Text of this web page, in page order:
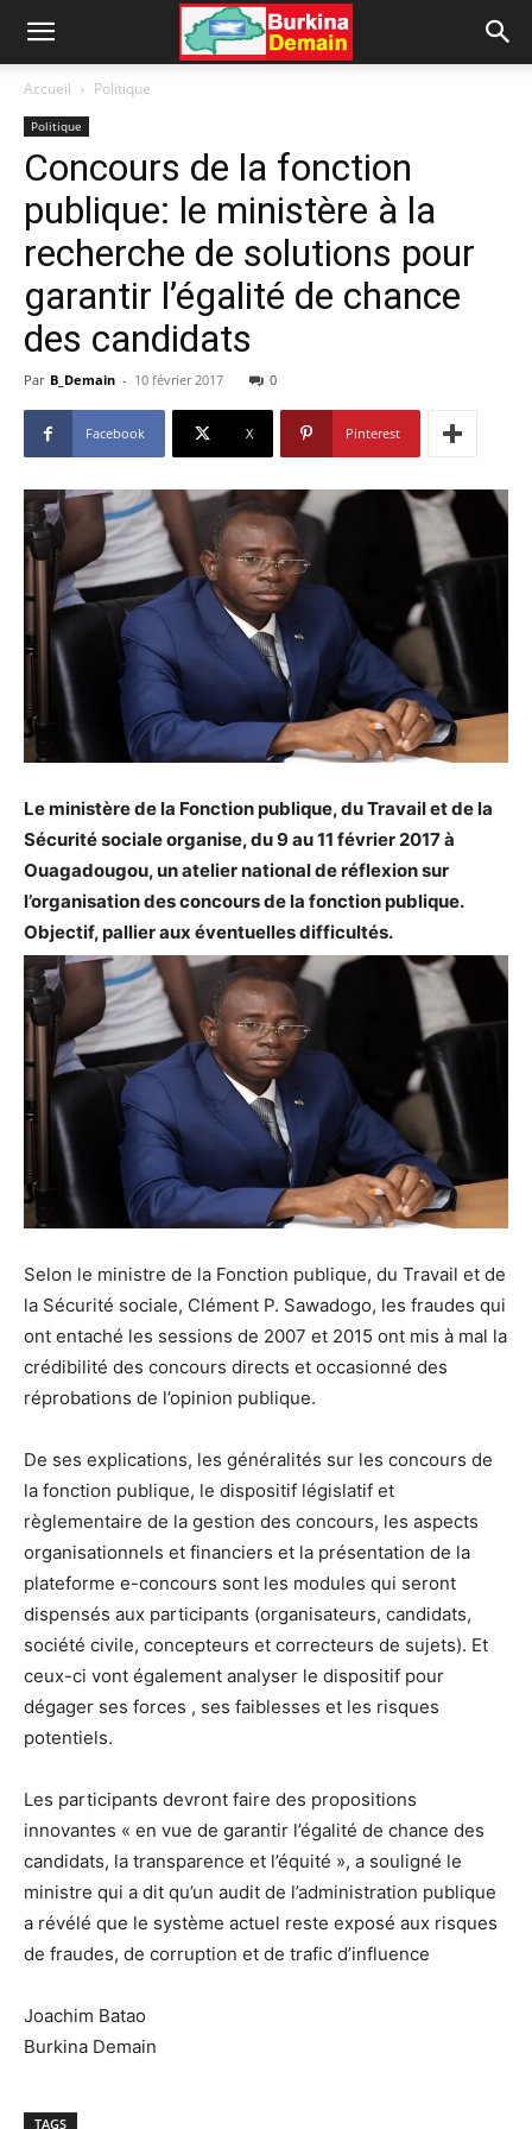
Accueil Politique
Politique
Concours de la fonction
publique: le ministère à la
recherche de solutions pour
garantir l’égalité de chance
des candidats
Par B_Demain - 10 février 2017 0
Facebook X Pinterest
Le ministère de la Fonction publique, du Travail et de la
Sécurité sociale organise, du 9 au 11 février 2017 à
Ouagadougou, un atelier national de réflexion sur
l’organisation des concours de la fonction publique.
Objectif, pallier aux éventuelles difficultés.
Selon le ministre de la Fonction publique, du Travail et de
la Sécurité sociale, Clément P. Sawadogo, les fraudes qui
ont entaché les sessions de 2007 et 2015 ont mis à mal la
crédibilité des concours directs et occasionné des
réprobations de l’opinion publique.
De ses explications, les généralités sur les concours de
la fonction publique, le dispositif législatif et
règlementaire de la gestion des concours, les aspects
organisationnels et financiers et la présentation de la
plateforme e-concours sont les modules qui seront
dispensés aux participants (organisateurs, candidats,
société civile, concepteurs et correcteurs de sujets). Et
ceux-ci vont également analyser le dispositif pour
dégager ses forces , ses faiblesses et les risques
potentiels.
Les participants devront faire des propositions
innovantes « en vue de garantir l’égalité de chance des
candidats, la transparence et l’équité », a souligné le
ministre qui a dit qu’un audit de l’administration publique
a révélé que le système actuel reste exposé aux risques
de fraudes, de corruption et de trafic d’influence
Joachim Batao
Burkina Demain
TAGS